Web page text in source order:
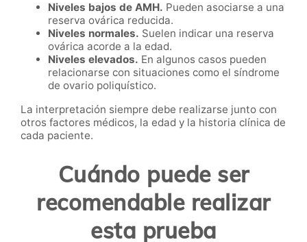
Niveles bajos de AMH. Pueden asociarse a una
reserva ovárica reducida.
Niveles normales. Suelen indicar una reserva
ovárica acorde a la edad.
Niveles elevados. En algunos casos pueden
relacionarse con situaciones como el síndrome
de ovario poliquístico.
La interpretación siempre debe realizarse junto con
otros factores médicos, la edad y la historia clínica de
cada paciente.
Cuándo puede ser
recomendable realizar
esta prueba